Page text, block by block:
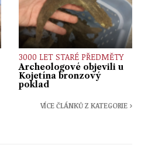
3000 LET STARÉ PŘEDMĚTY
Archeologové objevili u
Kojetína bronzový
poklad
VÍCE ČLÁNKŮ Z KATEGORIE ›